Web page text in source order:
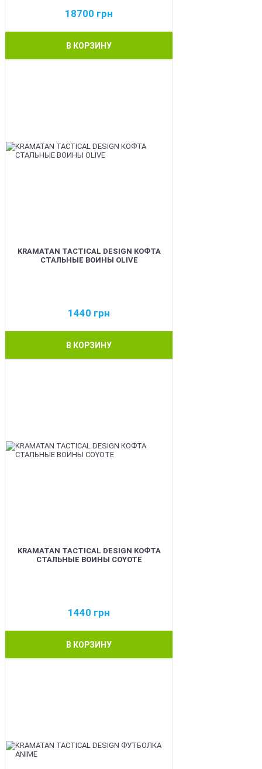
18700 грн
В КОРЗИНУ
KRAMATAN TACTICAL DESIGN КОФТА
СТАЛЬНЫЕ ВОИНЫ OLIVE
1440 грн
В КОРЗИНУ
KRAMATAN TACTICAL DESIGN КОФТА
СТАЛЬНЫЕ ВОИНЫ COYOTE
1440 грн
В КОРЗИНУ